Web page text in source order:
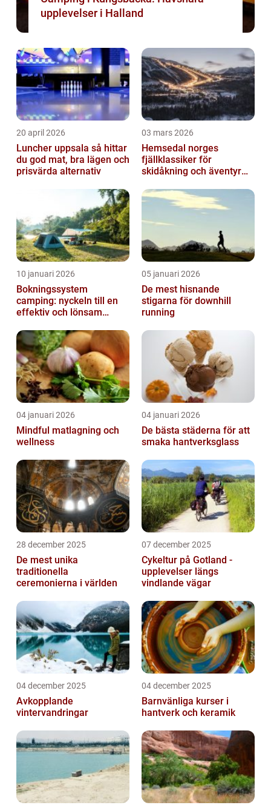
upplevelser i Halland
20 april 2026
Luncher uppsala så hittar
du god mat, bra lägen och
prisvärda alternativ
03 mars 2026
Hemsedal norges
fjällklassiker för
skidåkning och äventyr
10 januari 2026
Bokningssystem
camping: nyckeln till en
effektiv och lönsam
05 januari 2026
De mest hisnande
stigarna för downhill
running
04 januari 2026
Mindful matlagning och
wellness
04 januari 2026
De bästa städerna för att
smaka hantverksglass
28 december 2025
De mest unika
traditionella
ceremonierna i världen
07 december 2025
Cykeltur på Gotland -
upplevelser längs
vindlande vägar
04 december 2025
Avkopplande
vintervandringar
04 december 2025
Barnvänliga kurser i
hantverk och keramik